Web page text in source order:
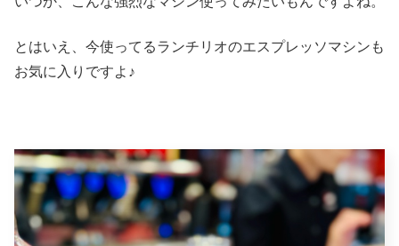
とはいえ、今使ってるランチリオのエスプレッソマシンも
お気に入りですよ♪